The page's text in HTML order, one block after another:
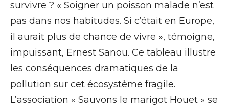
survivre ? « Soigner un poisson malade n’est
pas dans nos habitudes. Si c’était en Europe,
il aurait plus de chance de vivre », témoigne,
impuissant, Ernest Sanou. Ce tableau illustre
les conséquences dramatiques de la
pollution sur cet écosystème fragile.
L’association « Sauvons le marigot Houet » se